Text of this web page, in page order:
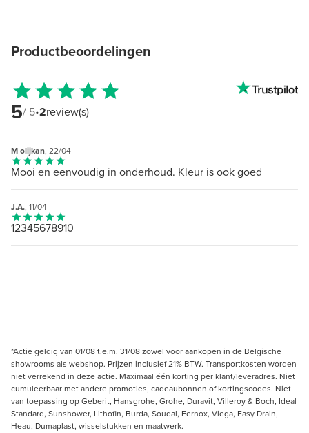
Productbeoordelingen
5/ 5•2review(s)
M olijkan, 22/04
Mooi en eenvoudig in onderhoud. Kleur is ook goed
J.A., 11/04
12345678910
*Actie geldig van 01/08 t.e.m. 31/08 zowel voor aankopen in de Belgische
showrooms als webshop. Prijzen inclusief 21% BTW. Transportkosten worden
niet verrekend in deze actie. Maximaal één korting per klant/leveradres. Niet
cumuleerbaar met andere promoties, cadeaubonnen of kortingscodes. Niet
van toepassing op Geberit, Hansgrohe, Grohe, Duravit, Villeroy & Boch, Ideal
Standard, Sunshower, Lithofin, Burda, Soudal, Fernox, Viega, Easy Drain,
Heau, Dumaplast, wisselstukken en maatwerk.